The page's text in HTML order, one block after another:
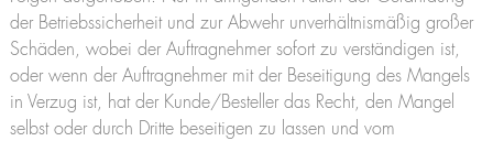
der Betriebssicherheit und zur Abwehr unverhältnismäßig großer
Schäden, wobei der Auftragnehmer sofort zu verständigen ist,
oder wenn der Auftragnehmer mit der Beseitigung des Mangels
in Verzug ist, hat der Kunde/Besteller das Recht, den Mangel
selbst oder durch Dritte beseitigen zu lassen und vom